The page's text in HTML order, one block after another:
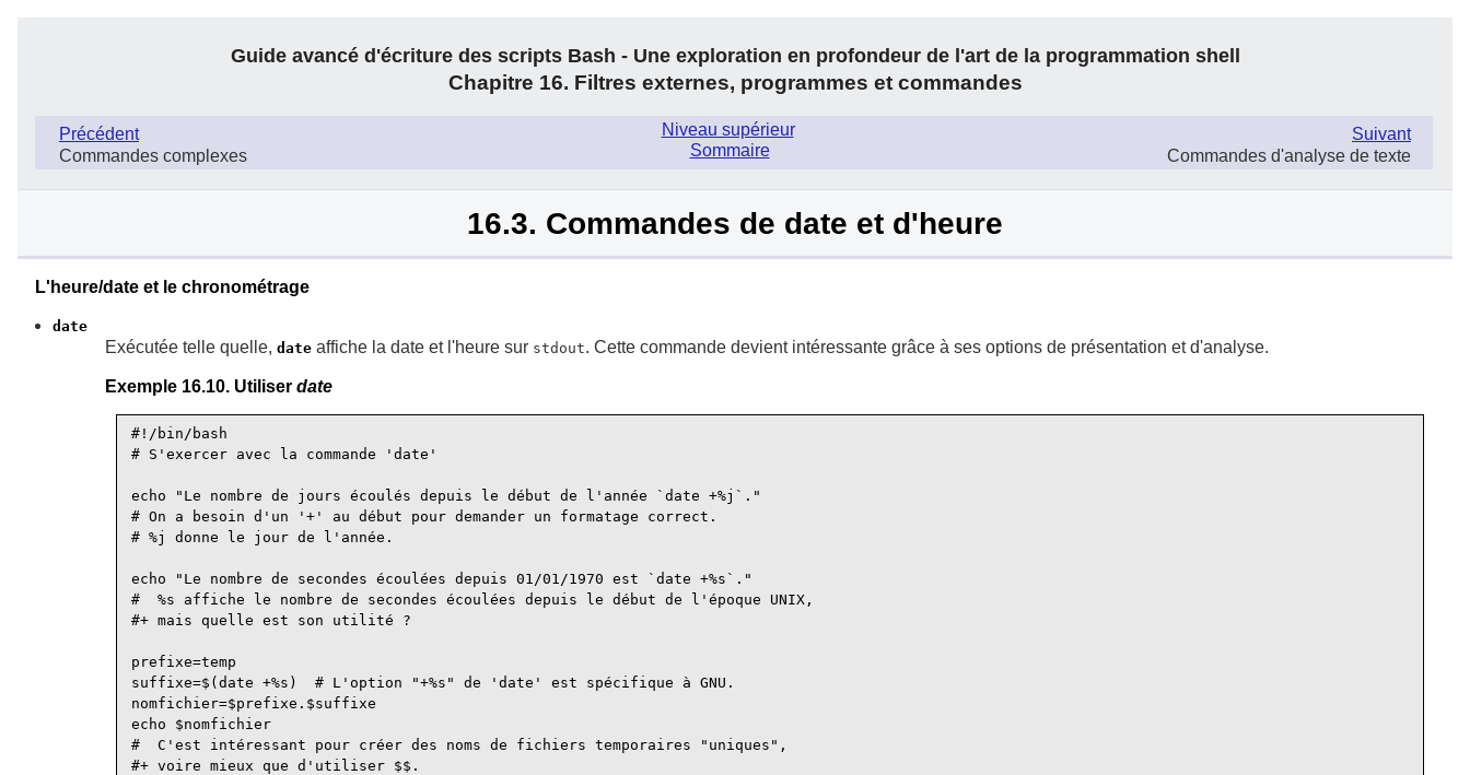
Guide avancé d'écriture des scripts Bash - Une exploration en profondeur de l'art de la programmation shell
Chapitre 16. Filtres externes, programmes et commandes
Précédent
Commandes complexes
Suivant
Commandes d'analyse de texte
Niveau supérieur.
Sommaire
16.3. Commandes de date et d'heure
L'heure/date et le chronométrage
date
Exécutée telle quelle, date affiche la date et l'heure sur stdout. Cette commande devient intéressante grâce à ses options de présentation et d'analyse.
Exemple 16.10. Utiliser date
#!/bin/bash
# S'exercer avec la commande 'date'
echo "Le nombre de jours écoulés depuis le début de l'année `date +%j`."
# On a besoin d'un '+' au début pour demander un formatage correct.
# %j donne le jour de l'année.
echo "Le nombre de secondes écoulées depuis 01/01/1970 est `date +%s`."
#  %s affiche le nombre de secondes écoulées depuis le début de l'époque UNIX,
#+ mais quelle est son utilité ?
prefixe=temp
suffixe=$(date +%s)  # L'option "+%s" de 'date' est spécifique à GNU.
nomfichier=$prefixe.$suffixe
echo $nomfichier
#  C'est intéressant pour créer des noms de fichiers temporaires "uniques",
#+ voire mieux que d'utiliser $$.